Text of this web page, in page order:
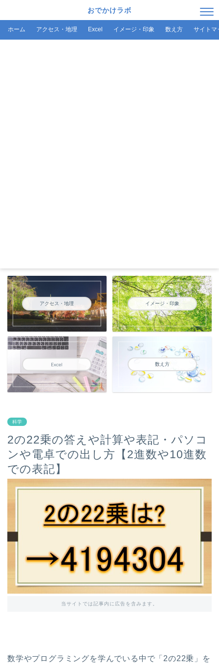
おでかけラボ
ホーム アクセス・地理 Excel イメージ・印象 数え方 サイトマ
アクセス・地理 イメージ・印象
Excel 数え方
科学
2の22乗の答えや計算や表記・パソコ
ンや電卓での出し方【2進数や10進数
での表記】
当サイトでは記事内に広告を含みます。
数学やプログラミングを学んでいる中で「2の22乗」を